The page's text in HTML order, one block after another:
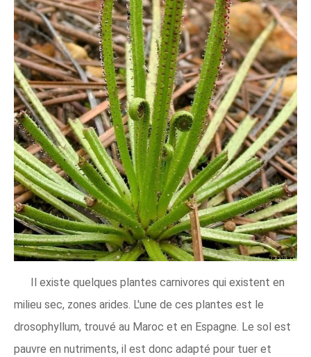
Il existe quelques plantes carnivores qui existent en
milieu sec, zones arides. L'une de ces plantes est le
drosophyllum, trouvé au Maroc et en Espagne. Le sol est
pauvre en nutriments, il est donc adapté pour tuer et